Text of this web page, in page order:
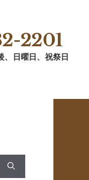
2201
、日曜日、祝祭日